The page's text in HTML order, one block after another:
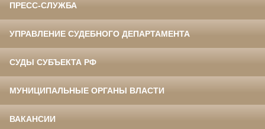
ПРЕСС-СЛУЖБА
УПРАВЛЕНИЕ СУДЕБНОГО ДЕПАРТАМЕНТА
СУДЫ СУБЪЕКТА РФ
МУНИЦИПАЛЬНЫЕ ОРГАНЫ ВЛАСТИ
ВАКАНСИИ